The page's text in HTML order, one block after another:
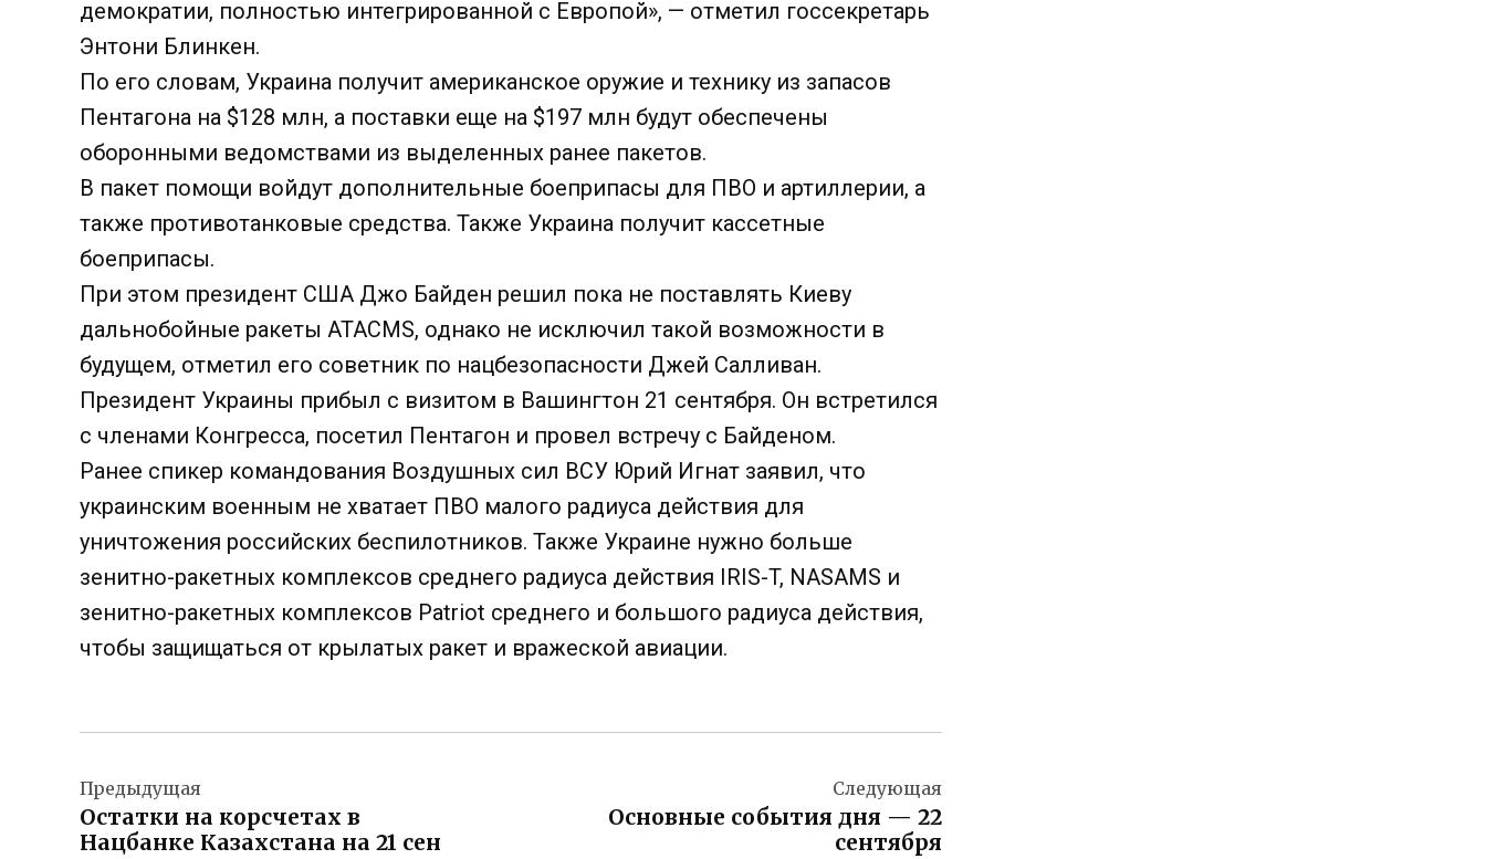
демократии, полностью интегрированной с Европой», — отметил госсекретарь
Энтони Блинкен.
По его словам, Украина получит американское оружие и технику из запасов
Пентагона на $128 млн, а поставки еще на $197 млн будут обеспечены
оборонными ведомствами из выделенных ранее пакетов.
В пакет помощи войдут дополнительные боеприпасы для ПВО и артиллерии, а
также противотанковые средства. Также Украина получит кассетные
боеприпасы.
При этом президент США Джо Байден решил пока не поставлять Киеву
дальнобойные ракеты ATACMS, однако не исключил такой возможности в
будущем, отметил его советник по нацбезопасности Джей Салливан.
Президент Украины прибыл с визитом в Вашингтон 21 сентября. Он встретился
с членами Конгресса, посетил Пентагон и провел встречу с Байденом.
Ранее спикер командования Воздушных сил ВСУ Юрий Игнат заявил, что
украинским военным не хватает ПВО малого радиуса действия для
уничтожения российских беспилотников. Также Украине нужно больше
зенитно-ракетных комплексов среднего радиуса действия IRIS-T, NASAMS и
зенитно-ракетных комплексов Patriot среднего и большого радиуса действия,
чтобы защищаться от крылатых ракет и вражеской авиации.
по
Предыдущая
Остатки на корсчетах в
Нацбанке Казахстана на 21 сен
Следующая
Основные события дня — 22
сентября